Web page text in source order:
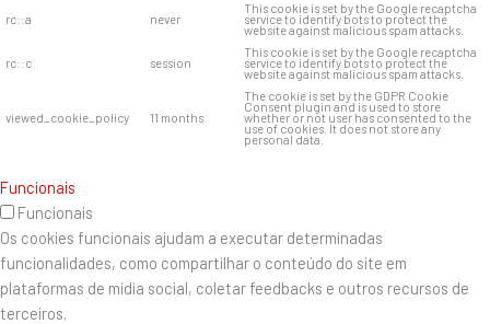
rc::a never
This cookie is set by the Google recaptcha
service to identify bots to protect the
website against malicious spam attacks.
rc::c session
This cookie is set by the Google recaptcha
service to identify bots to protect the
website against malicious spam attacks.
viewed_cookie_policy 11 months
The cookie is set by the GDPR Cookie
Consent plugin and is used to store
whether or not user has consented to the
use of cookies. It does not store any
personal data.
Funcionais
Funcionais
Os cookies funcionais ajudam a executar determinadas
funcionalidades, como compartilhar o conteúdo do site em
plataformas de mídia social, coletar feedbacks e outros recursos de
terceiros.